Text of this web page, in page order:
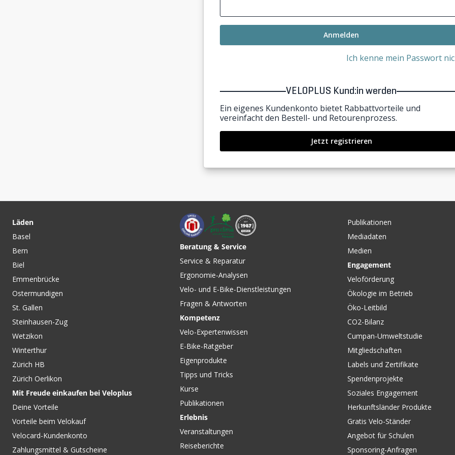
Anmelden
Ich kenne mein Passwort
VELOPLUS Kund:in werden
Ein eigenes Kundenkonto bietet Rabbattvorteile und
vereinfacht den Bestell- und Retourenprozess.
Jetzt registrieren
Läden
Basel
Bern
Biel
Emmenbrücke
Ostermundigen
St. Gallen
Steinhausen-Zug
Wetzikon
Winterthur
Zürich HB
Zürich Oerlikon
Mit Freude einkaufen bei Veloplus
Deine Vorteile
Vorteile beim Velokauf
Velocard-Kundenkonto
Zahlungsmittel & Gutscheine
Beratung & Service
Service & Reparatur
Ergonomie-Analysen
Velo- und E-Bike-Dienstleistungen
Fragen & Antworten
Kompetenz
Velo-Expertenwissen
E-Bike-Ratgeber
Eigenprodukte
Tipps und Tricks
Kurse
Publikationen
Erlebnis
Veranstaltungen
Reiseberichte
Publikationen
Mediadaten
Medien
Engagement
Veloförderung
Ökologie im Betrieb
Öko-Leitbild
CO2-Bilanz
Cumpan-Umweltstudie
Mitgliedschaften
Labels und Zertifikate
Spendenprojekte
Soziales Engagement
Herkunftsländer Produkte
Gratis Velo-Ständer
Angebot für Schulen
Sponsoring-Anfragen